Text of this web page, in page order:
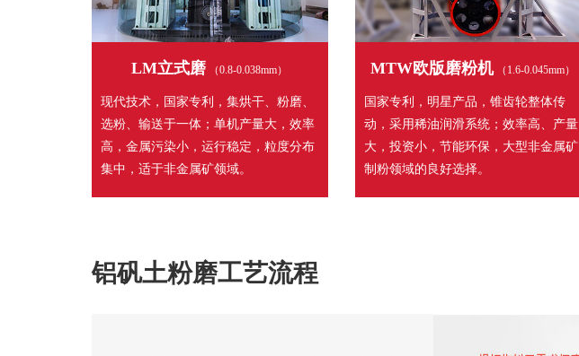
LM立式磨（0.8-0.038mm）
现代技术，国家专利，集烘干、粉磨、
选粉、输送于一体；单机产量大，效率
高，金属污染小，运行稳定，粒度分布
集中，适于非金属矿领域。
MTW欧版磨粉机（1.6-0.045mm）
国家专利，明星产品，锥齿轮整体传
动，采用稀油润滑系统；效率高、产量
大，投资小，节能环保，大型非金属矿
制粉领域的良好选择。
铝矾土粉磨工艺流程